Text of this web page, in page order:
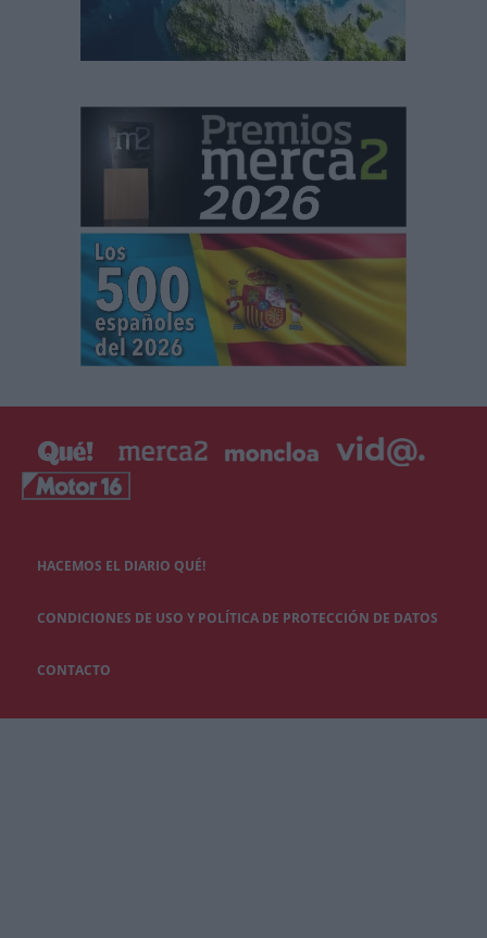
HACEMOS EL DIARIO QUÉ!
CONDICIONES DE USO Y POLÍTICA DE PROTECCIÓN DE DATOS
CONTACTO